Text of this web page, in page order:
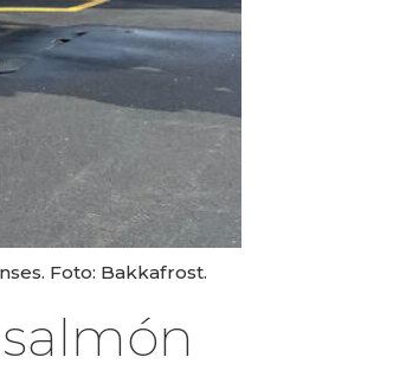
Foto: Bakkafrost.